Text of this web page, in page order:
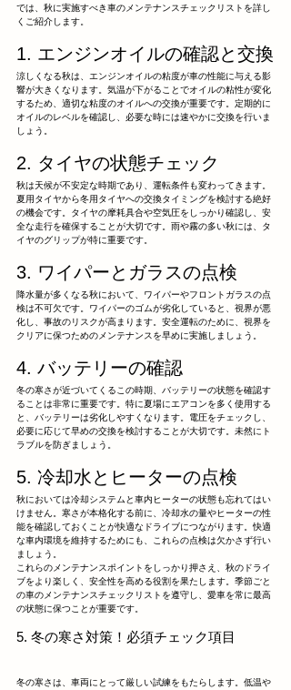
では、秋に実施すべき車のメンテナンスチェックリストを詳し
くご紹介します。
1. エンジンオイルの確認と交換
涼しくなる秋は、エンジンオイルの粘度が車の性能に与える影
響が大きくなります。気温が下がることでオイルの粘性が変化
するため、適切な粘度のオイルへの交換が重要です。定期的に
オイルのレベルを確認し、必要な時には速やかに交換を行いま
しょう。
2. タイヤの状態チェック
秋は天候が不安定な時期であり、運転条件も変わってきます。
夏用タイヤから冬用タイヤへの交換タイミングを検討する絶好
の機会です。タイヤの摩耗具合や空気圧をしっかり確認し、安
全な走行を確保することが大切です。雨や霧の多い秋には、タ
イヤのグリップが特に重要です。
3. ワイパーとガラスの点検
降水量が多くなる秋において、ワイパーやフロントガラスの点
検は不可欠です。ワイパーのゴムが劣化していると、視界が悪
化し、事故のリスクが高まります。安全運転のために、視界を
クリアに保つためのメンテナンスを早めに実施しましょう。
4. バッテリーの確認
冬の寒さが近づいてくるこの時期、バッテリーの状態を確認す
ることは非常に重要です。特に夏場にエアコンを多く使用する
と、バッテリーは劣化しやすくなります。電圧をチェックし、
必要に応じて早めの交換を検討することが大切です。未然にト
ラブルを防ぎましょう。
5. 冷却水とヒーターの点検
秋においては冷却システムと車内ヒーターの状態も忘れてはい
けません。寒さが本格化する前に、冷却水の量やヒーターの性
能を確認しておくことが快適なドライブにつながります。快適
な車内環境を維持するためにも、これらの点検は欠かさず行い
ましょう。
これらのメンテナンスポイントをしっかり押さえ、秋のドライ
ブをより楽しく、安全性を高める役割を果たします。季節ごと
の車のメンテナンスチェックリストを遵守し、愛車を常に最高
の状態に保つことが重要です。
5. 冬の寒さ対策！必須チェック項目
冬の寒さは、車両にとって厳しい試練をもたらします。低温や